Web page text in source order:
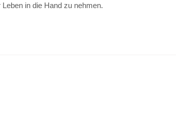
in die Hand zu nehmen.